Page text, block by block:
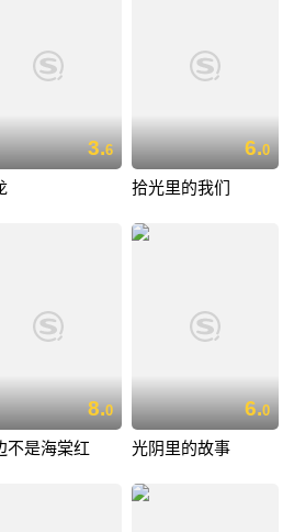
3.6 6.0
拾光里的我们
8.0
不是海棠红
6.0
光阴里的故事